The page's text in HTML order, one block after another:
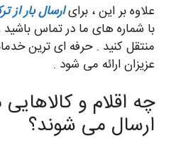
علاوه بر این ، برایارسال بار از
با شماره های ما در تماس
منتقل کنید . حرفه ای ترین
عزیزان ارائه می شود .
چه اقلام و
ارسال می شوند؟